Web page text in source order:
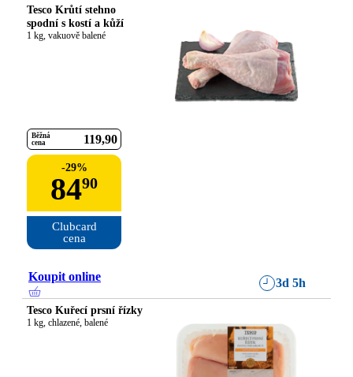
Tesco Krůtí stehno
spodní s kostí a kůží
1 kg, vakuově balené
Běžná
cena
119 90
-29%
8490
Clubcard
cena
Koupit online 3d 5h
Tesco Kuřecí prsní řízky
1 kg, chlazené, balené